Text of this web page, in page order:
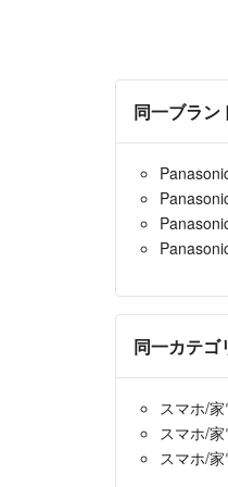
同一ブラン
同一カテゴ
スマホ/
スマホ/
スマホ/